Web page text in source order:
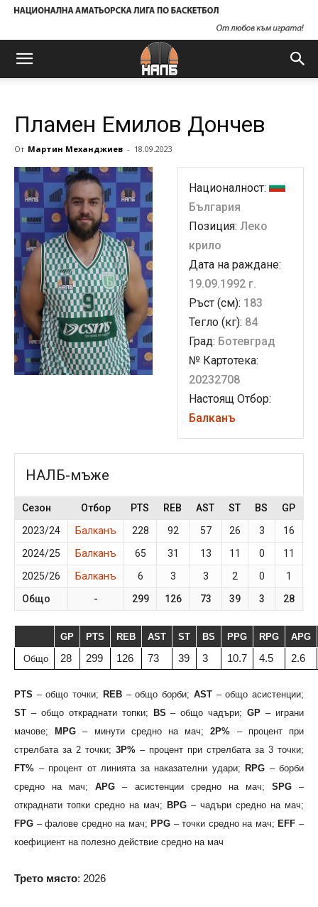
Пламен Емилов Дончев
От Мартин Механджиев - 18.09.2023
Националност:
България
Позиция: Леко
крило
Дата на раждане:
19.09.1992 г.
Ръст (см): 183
Тегло (кг): 84
Град: Ботевград
№ Картотека:
20232708
Настоящ Отбор:
Балканъ
НАЛБ-мъже
Сезон Отбор PTS REB AST ST BS GP
2023/24
Балканъ 228 92 57 26 3 16
2024/25
Балканъ 65 31 13 11 0 11
2025/26
Балканъ 6 3 3 2 0 1
Общо
- 299 126 73 39 3 28
GP PTS REB AST ST BS PPG RPG APG
Общо 28 299 126 73 39 3 10.7 4.5 2.6
PTS – общо точки; REB– общо борби; AST– общо асистенции;
ST – общо откраднати топки; BS – общо чадъри;GP – играни
мачове;
MPG – минути средно на мач;2P% – процент при
стрелбата за 2 точки; 3P% – процент при стрелбата за 3 точки;
FT% – процент от линията за наказателни удари; RPG – борби
средно на мач;APG – асистенции средно на мач; SPG–
откраднати топки средно на мач; BPG – чадъри средно на мач;
FPG – фалове средно на мач; PPG – точки средно на мач; EFF –
коефициент на полезно действие средно на мач
Трето място: 2026